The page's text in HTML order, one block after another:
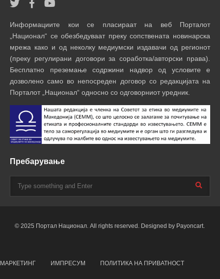
Информациите кои се пласираат на веб Порталот
„Национал“ се обезбедуваат преку сопствената новинарска
мрежа како и од неколку медиумски издавачи од регионот
(преку регулирани договори за соработка/авторски права).
Бесплатно преземање содржини надвор од условите е
дозволено само во непосреден договор со редакцијата на
Порталот „Национал“ односно со одговорниот уредник.
Пребарување
© 2025 Портал Национал. All rights reserved. Designed by Payoncart.
МАРКЕТИНГ ИМПРЕСУМ ПОЛИТИКА НА ПРИВАТНОСТ